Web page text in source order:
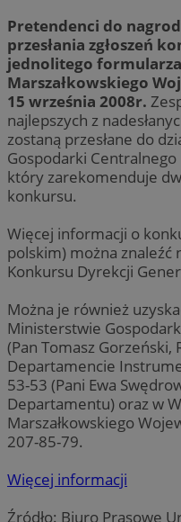
Pretendenci do
przesłania zgłoszeń
jednolitego
Marszałkowskiego
15 września 2008r.
najlepszych z
zostaną przesłane do
Gospodarki Centralnego
który zarekomenduje
konkursu.
Więcej informacji o
polskim) można
Konkursu Dyrekcji
Można je również
Ministerstwie
(Pan Tomasz Gorzeński,
Departamencie
53-53 (Pani Ewa
Departamentu) oraz w
Marszałkowskiego
207-85-79.
Więcej informacji
Źródło: Biuro Prasowe